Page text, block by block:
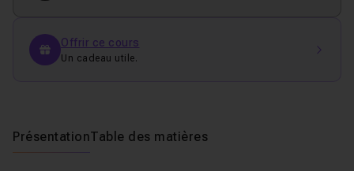
Offrir ce cours
Un cadeau utile.
PrésentationTable des matières